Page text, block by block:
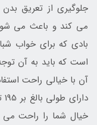
جلوگیری از تعریق
می کند و باعث می شود
بادی که برای خواب
است که باید به آن
آن با خیالی راحت
خیال شما را راحت می